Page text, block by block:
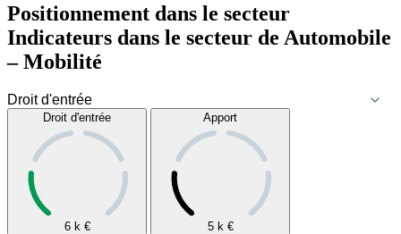
Positionnement dans le secteur
Indicateurs dans le secteur de Automobile
– Mobilité
Droit d'entrée
6 k €
Apport
5 k €